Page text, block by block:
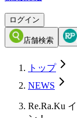
ログイン
店舗検索
トップ
NEWS
Re.Ra.Ku